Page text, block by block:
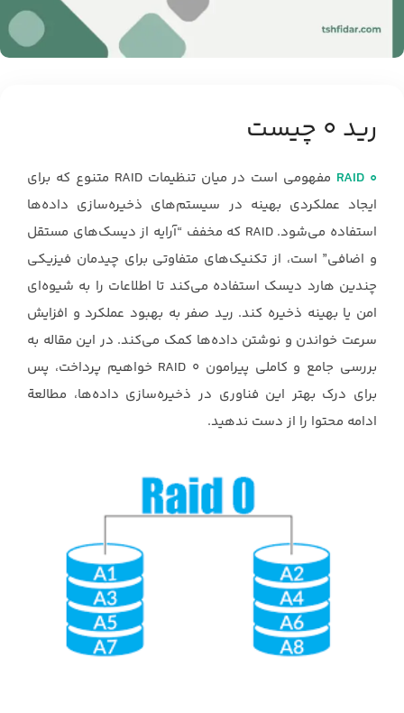
رید 0 چیست
RAID 0‎
‏ مفهومی است در میان تنظیمات ‏RAID‏ متنوع که برای
ایجاد عملکردی بهینه در سیستم‌های ‏ذخیره‌سازی داده‌ها
استفاده می‌شود. ‏RAID‏ که مخفف “آرایه از دیسک‌های مستقل
و اضافی” است، از ‏تکنیک‌های متفاوتی برای چیدمان فیزیکی
چندین هارد دیسک استفاده می‌کند تا اطلاعات را به شیوه‌ای
‏امن یا بهینه ذخیره کند. رید صفر‏ به بهبود عملکرد و افزایش
‏سرعت خواندن و نوشتن داده‌ها کمک می‌کند. در این مقاله به
بررسی جامع و کاملی پیرامون ‏RAID 0‎‏ ‏خواهیم پرداخت، پس
برای درک بهتر این فناوری در ذخیره‌سازی داده‌ها، مطالعة
ادامه محتوا را از دست ‏ندهید.‏